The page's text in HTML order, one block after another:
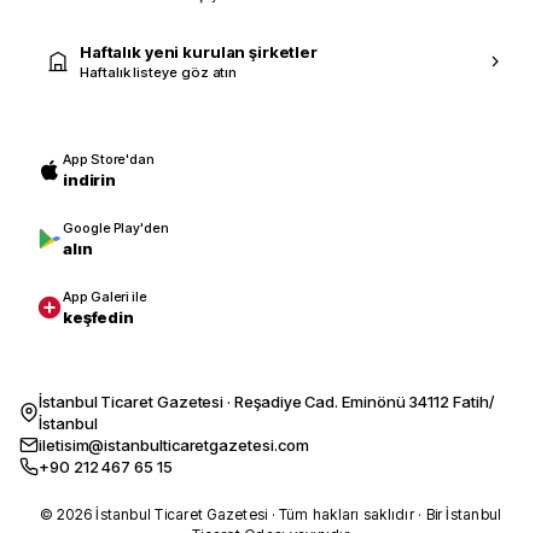
Haftalık yeni kurulan şirketler
Haftalık listeye göz atın
App Store'dan
indirin
Google Play'den
alın
App Galeri ile
keşfedin
İstanbul Ticaret Gazetesi · Reşadiye Cad. Eminönü 34112 Fatih/
İstanbul
iletisim@istanbulticaretgazetesi.com
+90 212 467 65 15
© 2026 İstanbul Ticaret Gazetesi · Tüm hakları saklıdır · Bir İstanbul